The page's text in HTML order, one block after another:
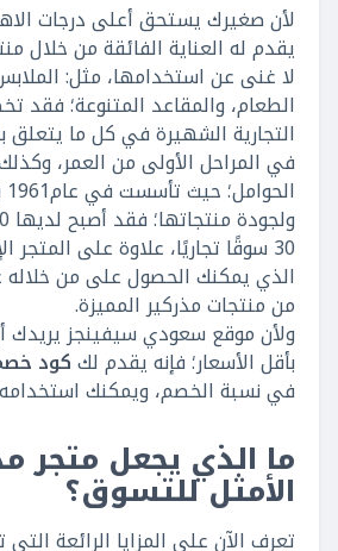
لأن صغيرك يستحق أعلى درجات
يقدم له العناية الفائقة من خلال
لا غنى عن استخدامها، مثل:
الطعام، والمقاعد المتنوعة؛ فقد
التجارية الشهيرة في كل ما يتعلق
في المراحل الأولى من العمر،
30 سوقًا تجاريًا، علاوة على المتجر
الذي يمكنك الحصول على من خلاله
من منتجات مذركير المميزة.
ولأن موقع سعودي سيفينجز يريدك
بأقل الأسعار؛ فإنه يقدم لككود
في نسبة الخصم، ويمكنك
ما الذي يجعل متجر
الأمثل للتسوق؟
تعرف الآن على المزايا الرائعة